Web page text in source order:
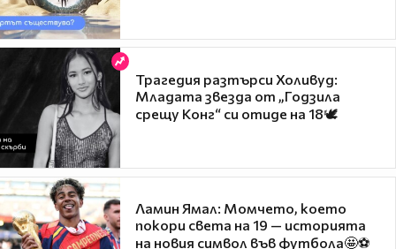
Трагедия разтърси Холивуд:
Младата звезда от „Годзила
срещу Конг“ си отиде на 18🕊️
Ламин Ямал: Момчето, което
покори света на 19 — историята
на новия символ във футбола🤩⚽